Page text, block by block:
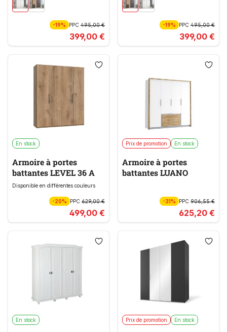
-19% PPC 495,00 €
399,00 €
-19% PPC495,00 €
399,00 €
En stock
Armoire à portes
battantes LEVEL 36 A
Disponible en différentes couleurs
-20% PPC 629,00 €
499,00 €
Prix de promotion En stock
Armoire à portes
battantes LUANO
-31% PPC906,55 €
625,20 €
En stock Prix de promotion En stock